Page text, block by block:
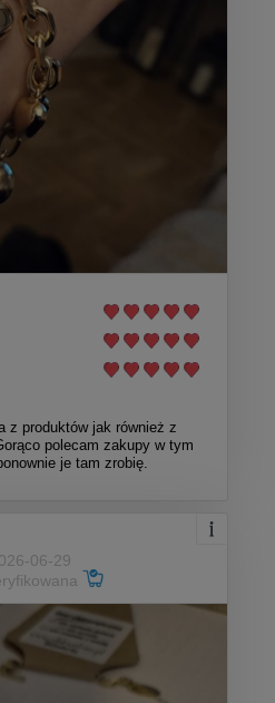
z produktów jak również z
polecam zakupy w tym
je tam zrobię.
06-29